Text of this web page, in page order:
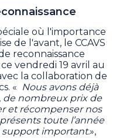
où l'importance
de l'avant, le CCAVS
reconnaissance
vendredi 19 avril au
la collaboration de
« Nous avons déjà
de nombreux prix de
et récompenser nos
toute l’année
important.»,